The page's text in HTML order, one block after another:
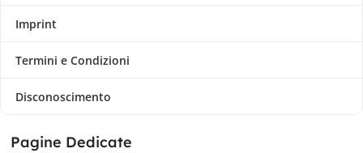
Imprint
Termini e Condizioni
Disconoscimento
Pagine Dedicate